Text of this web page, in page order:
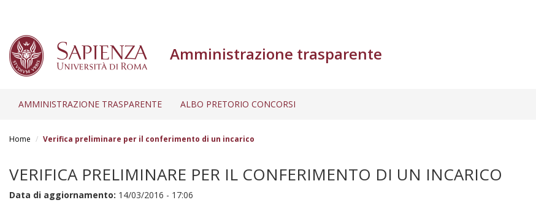
Amministrazione trasparente
AMMINISTRAZIONE TRASPARENTE ALBO PRETORIO CONCORSI
Home Verifica preliminare per il conferimento di un incarico
VERIFICA PRELIMINARE PER IL CONFERIMENTO DI UN INCARICO
Data di aggiornamento: 14/03/2016 - 17:06